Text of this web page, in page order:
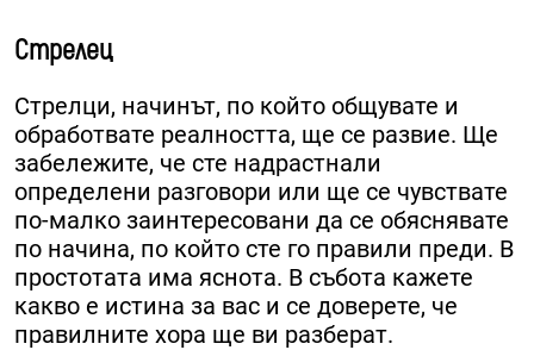
Стрелец
Стрелци, начинът, по който общувате и
обработвате реалността, ще се развие. Ще
забележите, че сте надрастнали
определени разговори или ще се чувствате
по-малко заинтересовани да се обяснявате
по начина, по който сте го правили преди. В
простотата има яснота. В събота кажете
какво е истина за вас и се доверете, че
правилните хора ще ви разберат.